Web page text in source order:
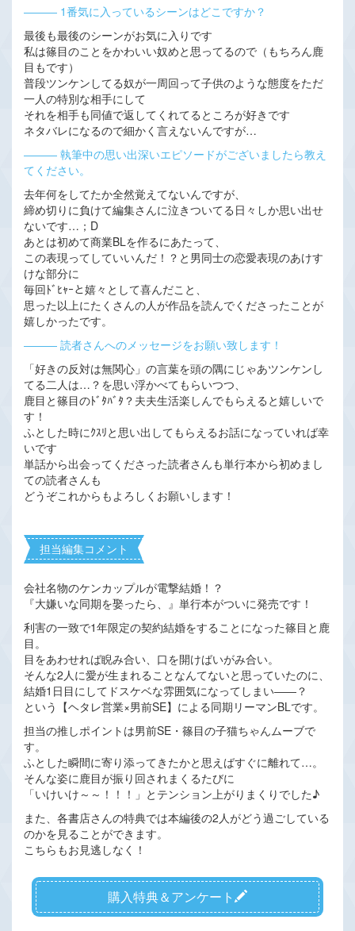
――― 1番気に入っているシーンはどこですか？
最後も最後のシーンがお気に入りです
私は篠目のことをかわいい奴めと思ってるので（もちろん鹿
目もです）
普段ツンケンしてる奴が一周回って子供のような態度をただ
一人の特別な相手にして
それを相手も同値で返してくれてるところが好きです
ネタバレになるので細かく言えないんですが…
――― 執筆中の思い出深いエピソードがございましたら教え
てください。
去年何をしてたか全然覚えてないんですが、
締め切りに負けて編集さんに泣きついてる日々しか思い出せ
ないです…；D
あとは初めて商業BLを作るにあたって、
この表現ってしていいんだ！？と男同士の恋愛表現のあけす
けな部分に
毎回ﾄﾞﾋｬｰと嬉々として喜んだこと、
思った以上にたくさんの人が作品を読んでくださったことが
嬉しかったです。
――― 読者さんへのメッセージをお願い致します！
「好きの反対は無関心」の言葉を頭の隅にじゃあツンケンし
てる二人は…？を思い浮かべてもらいつつ、
鹿目と篠目のﾄﾞﾀﾊﾞﾀ？夫夫生活楽しんでもらえると嬉しいで
す！
ふとした時にｸｽﾘと思い出してもらえるお話になっていれば幸
いです
単話から出会ってくださった読者さんも単行本から初めまし
ての読者さんも
どうぞこれからもよろしくお願いします！
担当編集コメント
会社名物のケンカップルが電撃結婚！？
『大嫌いな同期を娶ったら、』単行本がついに発売です！
利害の一致で1年限定の契約結婚をすることになった篠目と鹿
目。
目をあわせれば睨み合い、口を開けばいがみ合い。
そんな2人に愛が生まれることなんてないと思っていたのに、
結婚1日目にしてドスケベな雰囲気になってしまい――？
という【ヘタレ営業×男前SE】による同期リーマンBLです。
担当の推しポイントは男前SE・篠目の子猫ちゃんムーブで
す。
ふとした瞬間に寄り添ってきたかと思えばすぐに離れて…。
そんな姿に鹿目が振り回されまくるたびに
「いけいけ～～！！！」とテンション上がりまくりでした♪
また、各書店さんの特典では本編後の2人がどう過ごしている
のかを見ることができます。
こちらもお見逃しなく！
購入特典＆アンケート